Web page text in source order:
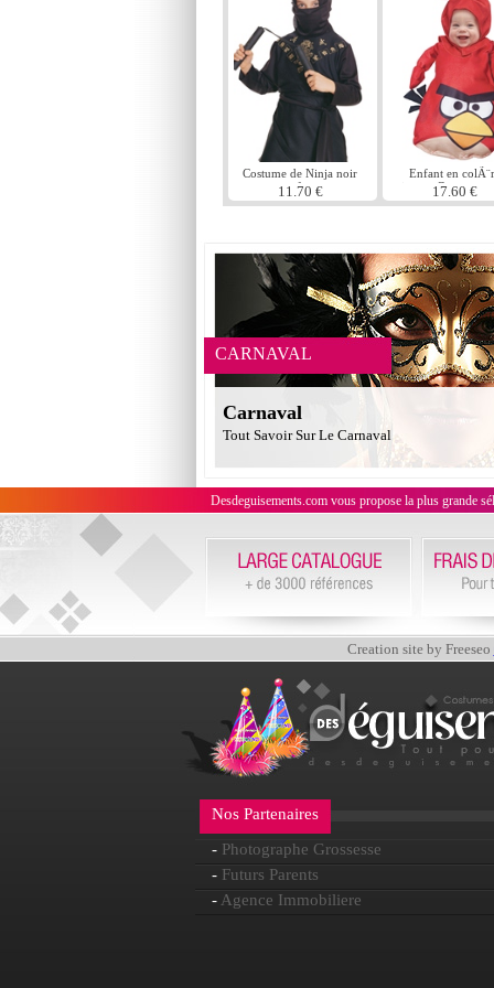
Costume de Ninja noir
enfant
11.70 €
Enfant en
oiseaux Costume
17.60 €
CARNAVAL
Carnaval
Tout Savoir Sur Le Carnaval
Desdeguisements.com vous propose la plus grande
Creation site by Freeseo
Nos Partenaires
- Photographe Grossesse
- Futurs Parents
- Agence Immobiliere